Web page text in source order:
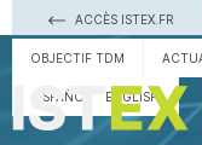
ACCÈS ISTEX.FR
OBJECTIF TDM
ESPAÑOL ENGLISH